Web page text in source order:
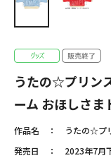
うたの☆プリン
ーム おほしさま
作品名
うたの☆プ
発売日
2023年7月